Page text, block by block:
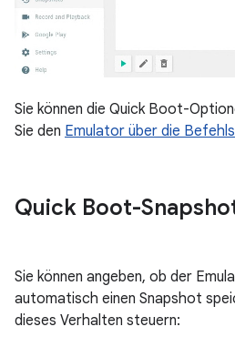
Sie können die Quick Boot-
Sie den Emulator über die
Quick Boot-
Sie können angeben, ob der
automatisch einen Snapshot
dieses Verhalten steuern: